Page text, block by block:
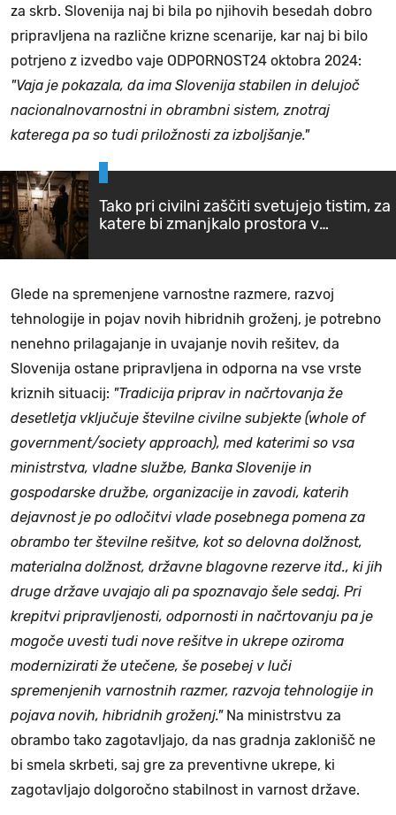
za skrb. Slovenija naj bi bila po njihovih besedah dobro
pripravljena na različne krizne scenarije, kar naj bi bilo
potrjeno z izvedbo vaje ODPORNOST24 oktobra 2024:
"Vaja je pokazala, da ima Slovenija stabilen in delujoč
nacionalnovarnostni in obrambni sistem, znotraj
katerega pa so tudi priložnosti za izboljšanje."
Tako pri civilni zaščiti svetujejo tistim, za
katere bi zmanjkalo prostora v
Glede na spremenjene varnostne razmere, razvoj
tehnologije in pojav novih hibridnih groženj, je potrebno
nenehno prilagajanje in uvajanje novih rešitev, da
Slovenija ostane pripravljena in odporna na vse vrste
kriznih situacij: "Tradicija priprav in načrtovanja že
desetletja vključuje številne civilne subjekte (whole of
government/society approach), med katerimi so vsa
ministrstva, vladne službe, Banka Slovenije in
gospodarske družbe, organizacije in zavodi, katerih
dejavnost je po odločitvi vlade posebnega pomena za
obrambo ter številne rešitve, kot so delovna dolžnost,
materialna dolžnost, državne blagovne rezerve itd., ki jih
druge države uvajajo ali pa spoznavajo šele sedaj. Pri
krepitvi pripravljenosti, odpornosti in načrtovanju pa je
mogoče uvesti tudi nove rešitve in ukrepe oziroma
modernizirati že utečene, še posebej v luči
spremenjenih varnostnih razmer, razvoja tehnologije in
pojava novih, hibridnih groženj."Na ministrstvu za
obrambo tako zagotavljajo, da nas gradnja zaklonišč ne
bi smela skrbeti, saj gre za preventivne ukrepe, ki
zagotavljajo dolgoročno stabilnost in varnost države.